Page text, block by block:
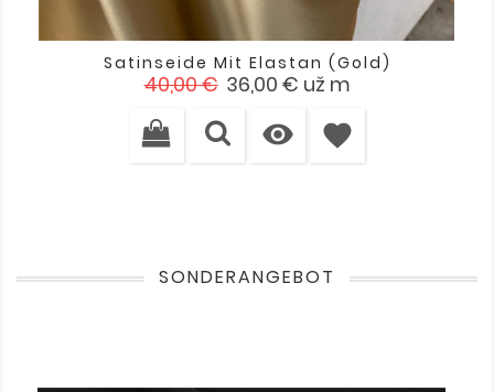
Satinseide Mit Elastan (Gold)
Verkaufspreis
40,00 € Preis
36,00 € už m
 favorite
SONDERANGEBOT